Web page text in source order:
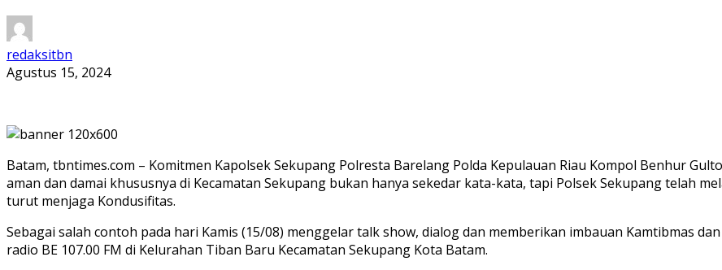
redaksitbn
Agustus 15, 2024
Batam, tbntimes.com – Komitmen Kapolsek Sekupang Polresta Barelang Polda Kepulauan Riau Kompol Benhur
aman dan damai khususnya di Kecamatan Sekupang bukan hanya sekedar kata-kata, tapi Polsek Sekupang telah
turut menjaga Kondusifitas.
Sebagai salah contoh pada hari Kamis (15/08) menggelar talk show, dialog dan memberikan imbauan Kamtibmas
radio BE 107.00 FM di Kelurahan Tiban Baru Kecamatan Sekupang Kota Batam.